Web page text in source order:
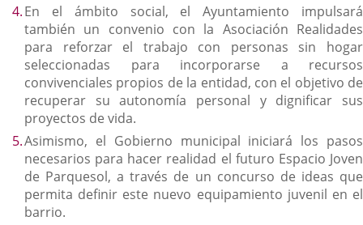
En el ámbito social, el Ayuntamiento impulsará
también un convenio con la Asociación Realidades
para reforzar el trabajo con personas sin hogar
seleccionadas para incorporarse a recursos
convivenciales propios de la entidad, con el objetivo de
recuperar su autonomía personal y dignificar sus
proyectos de vida.
Asimismo, el Gobierno municipal iniciará los pasos
necesarios para hacer realidad el futuro Espacio Joven
de Parquesol, a través de un concurso de ideas que
permita definir este nuevo equipamiento juvenil en el
barrio.